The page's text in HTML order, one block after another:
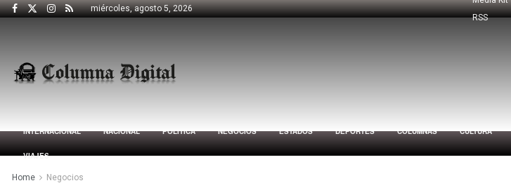
miércoles, agosto 5, 2026
RSS
INTERNACIONAL NACIONAL POLÍTICA NEGOCIOS ESTADOS DEPORTES COLUMNAS CULTURA
VIAJES
Home Negocios